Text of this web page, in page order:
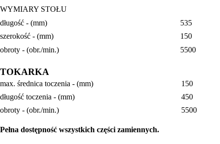
WYMIARY STOŁU
długość - (mm)
535
szerokość - (mm)
150
obroty - (obr./min.)
5500
TOKARKA
max. średnica toczenia - (mm)
150
długość toczenia - (mm)
450
obroty - (obr./min.)
5500
Pełna dostępność wszystkich części zamiennych.